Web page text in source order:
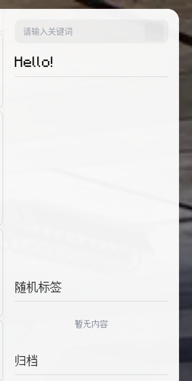
Hello!
随机标签
暂无内容
归档